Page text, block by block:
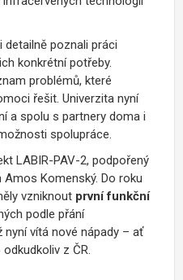
poznali práci
konkrétní potřeby.
problémů, které
řešit. Univerzita nyní
a spolu s partnery doma i
spolupráce.
LABIR-PAV-2, podpořený
Komenský. Do roku
vzniknout první funkční
podle přání
nyní vítá nové nápady – ať
z ČR.